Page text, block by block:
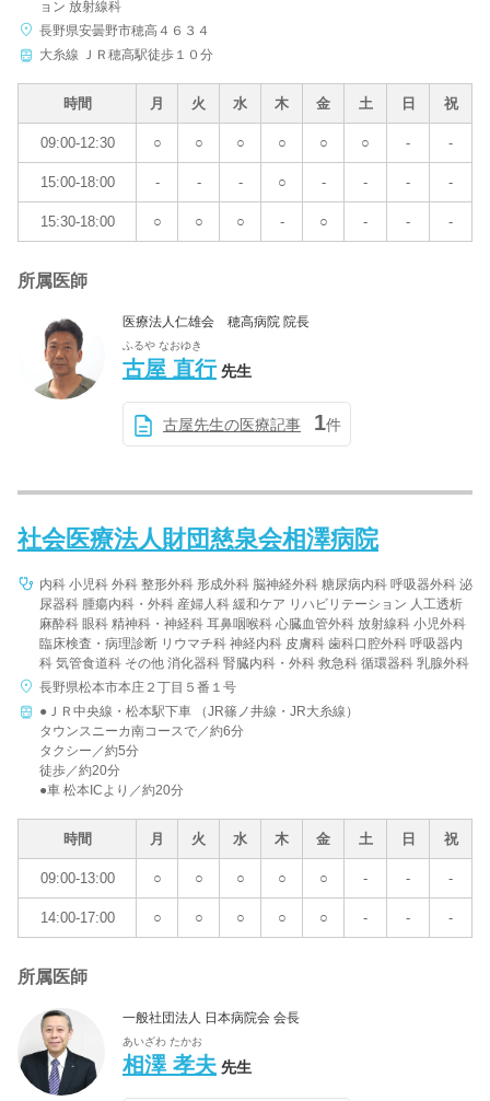
ョン 放射線科
長野県安曇野市穂高４６３４
大糸線 ＪＲ穂高駅徒歩１０分
時間 月 火 水 木 金 土 日 祝
09:00-12:30 ○ ○ ○ ○ ○ ○ - -
15:00-18:00 - - - ○ - - - -
15:30-18:00 ○ ○ ○ - ○ - - -
所属医師
医療法人仁雄会 穂高病院 院長
ふるや なおゆき
古屋 直行 先生
古屋先生の医療記事 1件
社会医療法人財団慈泉会相澤病院
内科 小児科 外科 整形外科 形成外科 脳神経外科 糖尿病内科 呼吸器外科 泌
尿器科 腫瘍内科・外科 産婦人科 緩和ケア リハビリテーション 人工透析
麻酔科 眼科 精神科・神経科 耳鼻咽喉科 心臓血管外科 放射線科 小児外科
臨床検査・病理診断 リウマチ科 神経内科 皮膚科 歯科口腔外科 呼吸器内
科 気管食道科 その他 消化器科 腎臓内科・外科 救急科 循環器科 乳腺外科
長野県松本市本庄２丁目５番１号
●ＪＲ中央線・松本駅下車 （JR篠ノ井線・JR大糸線）
タウンスニーカ南コースで／約6分
タクシー／約5分
徒歩／約20分
●車 松本ICより／約20分
時間 月 火 水 木 金 土 日 祝
09:00-13:00 ○ ○ ○ ○ ○ - - -
14:00-17:00 ○ ○ ○ ○ ○ - - -
所属医師
一般社団法人 日本病院会 会長
あいざわ たかお
相澤 孝夫 先生